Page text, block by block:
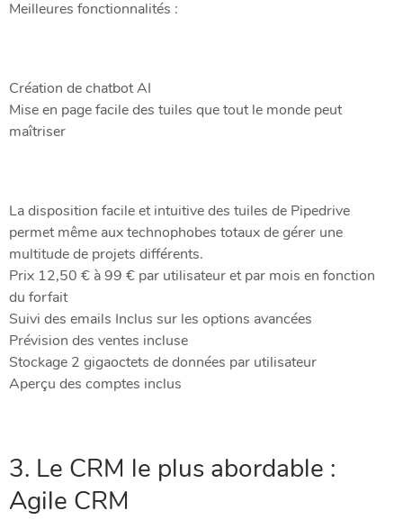
Meilleures fonctionnalités :
Création de chatbot AI
Mise en page facile des tuiles que tout le monde peut
maîtriser
La disposition facile et intuitive des tuiles de Pipedrive
permet même aux technophobes totaux de gérer une
multitude de projets différents.
Prix 12,50 € à 99 € par utilisateur et par mois en fonction
du forfait
Suivi des emails Inclus sur les options avancées
Prévision des ventes incluse
Stockage 2 gigaoctets de données par utilisateur
Aperçu des comptes inclus
3. Le CRM le plus abordable :
Agile CRM